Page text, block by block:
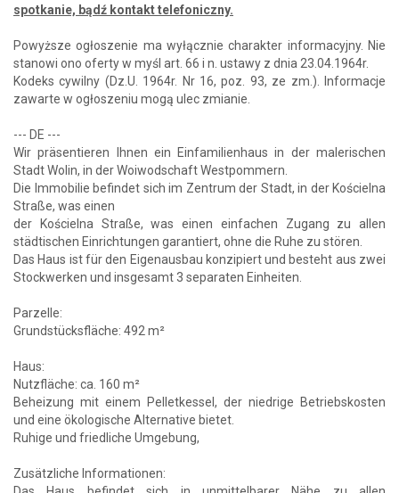
spotkanie, bądź kontakt telefoniczny.
Powyższe ogłoszenie ma wyłącznie charakter informacyjny. Nie
stanowi ono oferty w myśl art. 66 i n. ustawy z dnia 23.04.1964r.
Kodeks cywilny (Dz.U. 1964r. Nr 16, poz. 93, ze zm.). Informacje
zawarte w ogłoszeniu mogą ulec zmianie.
--- DE ---
Wir präsentieren Ihnen ein Einfamilienhaus in der malerischen
Stadt Wolin, in der Woiwodschaft Westpommern.
Die Immobilie befindet sich im Zentrum der Stadt, in der Kościelna
Straße, was einen
der Kościelna Straße, was einen einfachen Zugang zu allen
städtischen Einrichtungen garantiert, ohne die Ruhe zu stören.
Das Haus ist für den Eigenausbau konzipiert und besteht aus zwei
Stockwerken und insgesamt 3 separaten Einheiten.
Parzelle:
Grundstücksfläche: 492 m²
Haus:
Nutzfläche: ca. 160 m²
Beheizung mit einem Pelletkessel, der niedrige Betriebskosten
und eine ökologische Alternative bietet.
Ruhige und friedliche Umgebung,
Zusätzliche Informationen: